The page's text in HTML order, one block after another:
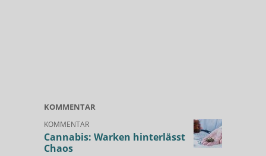
KOMMENTAR
KOMMENTAR
Cannabis: Warken hinterlässt
Chaos